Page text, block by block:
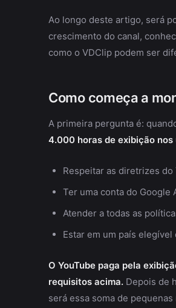
Ao longo deste artigo, será
crescimento do canal,
como o VDClip podem ser
Como começa a
A primeira pergunta é:
4.000 horas de exibição nos
Respeitar as diretrizes
Ter uma conta do Google
Atender a todas as
Estar em um país elegível
O YouTube paga pela
requisitos acima. Depois de
será essa soma de